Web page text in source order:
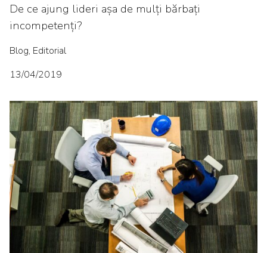
De ce ajung lideri așa de mulți bărbați
incompetenți?
Blog, Editorial
13/04/2019